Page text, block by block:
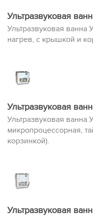
Ультразвуковая
Ультразвуковая ванна
нагрев, с крышкой и
Ультразвуковая
Ультразвуковая ванна
микропроцессорная,
корзинкой).
Ультразвуковая